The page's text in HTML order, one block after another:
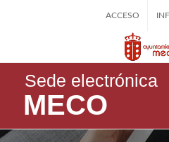
ACCESO
Sede electrónica
MECO